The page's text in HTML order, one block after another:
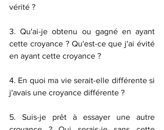
vérité ?
3. Qu'ai-je obtenu ou gagné en ayant
cette croyance ? Qu'est-ce que j'ai évité
en ayant cette croyance ?
4. En quoi ma vie serait-elle différente si
j'avais une croyance différente ?
5. Suis-je prêt à essayer une autre